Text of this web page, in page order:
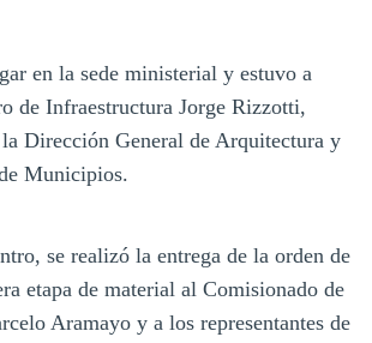
en la sede ministerial y estuvo a
de Infraestructura Jorge Rizzotti,
Dirección General de Arquitectura y
Municipios.
se realizó la entrega de la orden de
etapa de material al Comisionado de
Aramayo y a los representantes de